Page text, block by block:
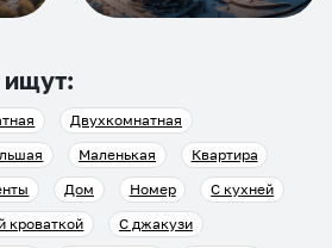
ищут:
Двухкомнатная
Маленькая
Квартира
Дом Номер
С кухней
кроваткой
С джакузи